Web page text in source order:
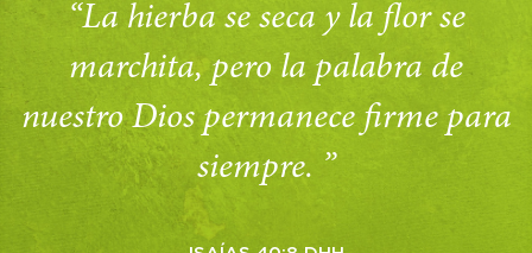
“La hierba se seca y la flor se
marchita, pero la palabra de
nuestro Dios permanece firme para
siempre. ”